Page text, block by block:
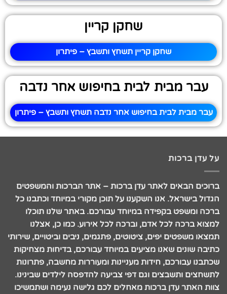
שחקן קריין
שחקן קריין תשחץ ותשבץ – פיתרון
עבר מבית לבית בחיפוש אחר נדבה
עבר מבית לבית בחיפוש אחר נדבה תשחץ ותשבץ – פיתרון
על עדן ברכות
ברוכים הבאים לאתר עדן ברכות – אתר הברכות והמשפטים
הגדול בישראל. אנו השקענו על תוכן מקורי במיוחד וכתבנו כל
ברכה ומשפט בקפידה במיוחד עבורכם. באתר שלנו תוכלו
למצוא ברכה לכל אדם, וברכה לכל אירוע. כמו כן, אצלנו
תמצאו משפטים יפים, ציטוטים, פתגמים, ניבים וביטויים, שירותי
כתיבה שונים שאנו מציעים במיוחד עבורכם, בדיחות מצחיקות
שכתבנו עבורכם, חידות מעניינות ומעוררות מחשבה, פתרונות
לתשחצים ותשבצים וגם דפי צביעה להדפסה לילדים שבינינו.
צוות האתר עדן ברכות מאחלים לכם גלישה נעימה ושתמשיכו